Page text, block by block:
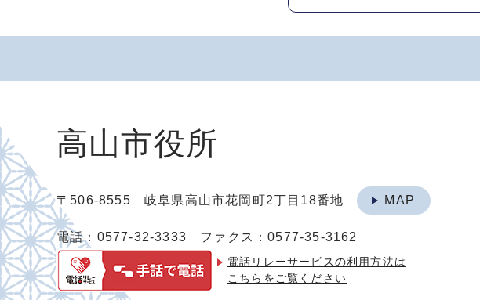
高山市役所
〒506-8555 岐阜県高山市花岡町2丁目18番地 MAP
電話：0577-32-3333 ファクス：0577-35-3162
電話リレーサービスの利用方法は
こちらをご覧ください